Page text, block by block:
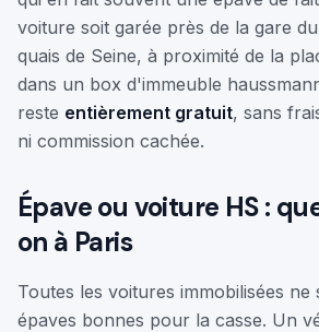
voiture soit garée près de la gare
quais de Seine, à proximité de la
dans un box d'immeuble
reste entièrement gratuit, sans
ni commission cachée.
Épave ou voiture HS :
on à Paris
Toutes les voitures immobilisées ne
épaves bonnes pour la casse. Un